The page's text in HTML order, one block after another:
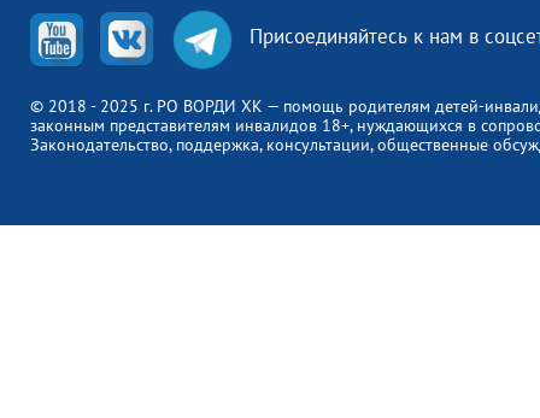
© 2018 - 2025 г. РО ВОРДИ ХК — помощь родителям детей-
законным представителям инвалидов 18+, нуждающихся в
Законодательство, поддержка, консультации, общественные
Присоединяйтесь к нам в